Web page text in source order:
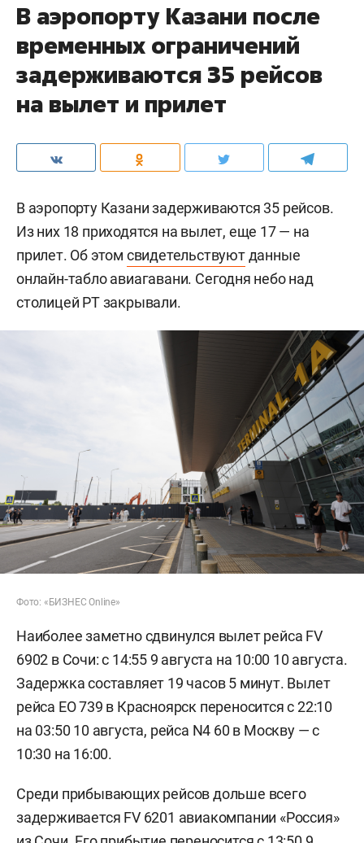
В аэропорту Казани после
временных ограничений
задерживаются 35 рейсов
на вылет и прилет
В аэропорту Казани задерживаются 35 рейсов.
Из них 18 приходятся на вылет, еще 17 — на
прилет. Об этом свидетельствуютданные
онлайн-табло авиагавани. Сегодня небо над
столицей РТ закрывали.
Фото: «БИЗНЕС Online»
Наиболее заметно сдвинулся вылет рейса FV
6902 в Сочи: с 14:55 9 августа на 10:00 10 августа.
Задержка составляет 19 часов 5 минут. Вылет
рейса EO 739 в Красноярск переносится с 22:10
на 03:50 10 августа, рейса N4 60 в Москву — с
10:30 на 16:00.
Среди прибывающих рейсов дольше всего
задерживается FV 6201 авиакомпании «Россия»